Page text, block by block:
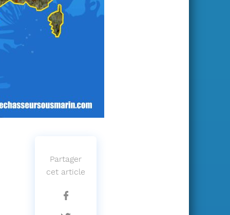
S'abonner
Partager
cet article
Partager